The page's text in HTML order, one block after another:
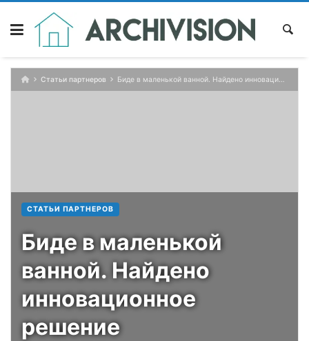
Skip
content
Статьи партнеров Биде в маленькой ванной. Найдено инновационное решение
СТАТЬИ ПАРТНЕРОВ
Биде в маленькой
ванной. Найдено
инновационное
решение